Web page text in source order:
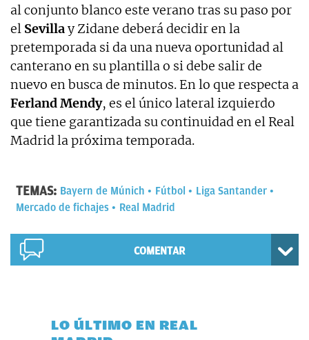
al conjunto blanco este verano tras su paso por
el Sevillay Zidane deberá decidir en la
pretemporada si da una nueva oportunidad al
canterano en su plantilla o si debe salir de
nuevo en busca de minutos. En lo que respecta a
Ferland Mendy, es el único lateral izquierdo
que tiene garantizada su continuidad en el Real
Madrid la próxima temporada.
TEMAS: Bayern de Múnich Fútbol
Liga Santander
Mercado de fichajes
Real Madrid
COMENTAR
LO ÚLTIMO EN REAL